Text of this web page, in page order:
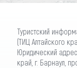
Туристский
(ТИЦ Алтайского
Юридический
край, г. Барнаул,